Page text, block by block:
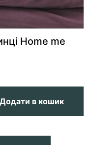
Home me
Додати в кошик